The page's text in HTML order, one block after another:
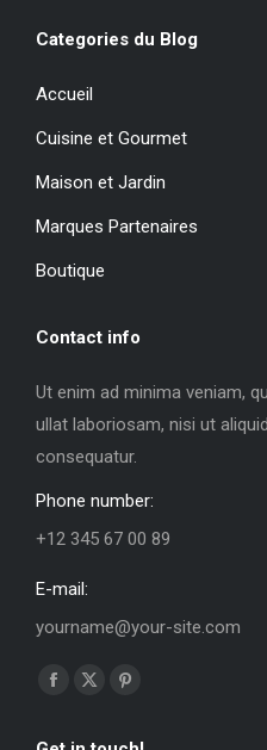
Categories du Blog
Accueil
Cuisine et Gourmet
Maison et Jardin
Marques Partenaires
Boutique
Contact info
Ut enim ad minima veniam,
ullat laboriosam, nisi ut
consequatur.
Phone number:
+12 345 67 00 89
E-mail:
yourname@your-site.com
Trouvez nous sur :
La
La
La